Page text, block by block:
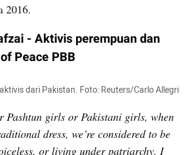
2016.
- Aktivis perempuan dan
Peace PBB
dari Pakistan. Foto: Reuters/Carlo Allegri
Pashtun girls or Pakistani girls, when
dress, we’re considered to be
or living under patriarchy. I